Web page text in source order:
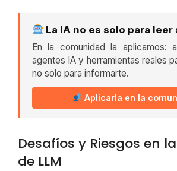
La IA no es solo para leer
En la comunidad la aplicamos:
agentes IA y herramientas reales
no solo para informarte.
Aplicarla en la
Desafíos y Riesgos en
de LLM